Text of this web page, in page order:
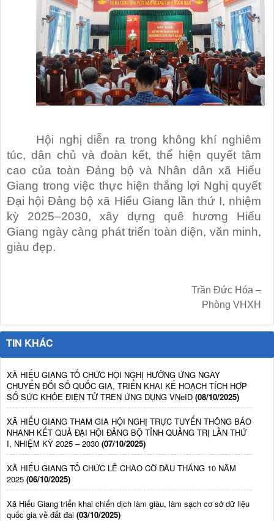
Hội nghị diễn ra trong không khí nghiêm
túc, dân chủ và đoàn kết, thể hiện quyết tâm
cao của toàn Đảng bộ và Nhân dân xã Hiếu
Giang trong việc thực hiện thắng lợi Nghị quyết
Đại hội Đảng bộ xã Hiếu Giang lần thứ I, nhiệm
kỳ 2025–2030, xây dựng quê hương Hiếu
Giang ngày càng phát triển toàn diện, văn minh,
giàu đẹp.
Trần Đức Hóa –
Phòng VHXH
TIN KHÁC
XÃ HIẾU GIANG TỔ CHỨC HỘI NGHỊ HƯỞNG ỨNG NGÀY
CHUYỂN ĐỔI SỐ QUỐC GIA, TRIỂN KHAI KẾ HOẠCH TÍCH HỢP
SỐ SỨC KHỎE ĐIỆN TỬ TRÊN ỨNG DỤNG VNeID (08/10/2025)
XÃ HIẾU GIANG THAM GIA HỘI NGHỊ TRỰC TUYẾN THÔNG BÁO
NHANH KẾT QUẢ ĐẠI HỘI ĐẢNG BỘ TỈNH QUẢNG TRỊ LẦN THỨ
I, NHIỆM KỲ 2025 – 2030 (07/10/2025)
XÃ HIẾU GIANG TỔ CHỨC LỄ CHÀO CỜ ĐẦU THÁNG 10 NĂM
2025 (06/10/2025)
Xã Hiếu Giang triển khai chiến dịch làm giàu, làm sạch cơ sở dữ liệu
quốc gia về đất đai (03/10/2025)